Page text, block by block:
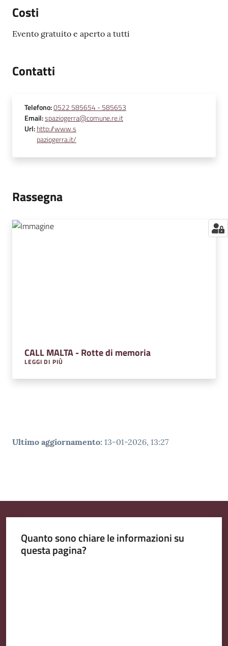
Costi
Evento gratuito e aperto a tutti
Contatti
Telefono:0522 585654 - 585653
Email:spaziogerra@comune.re.it
Url:http://www.s
paziogerra.it/
Rassegna
CALL MALTA - Rotte di memoria
LEGGI DI PIÙ
Ultimo aggiornamento: 13-01-2026, 13:27
Quanto sono chiare le informazioni su
questa pagina?